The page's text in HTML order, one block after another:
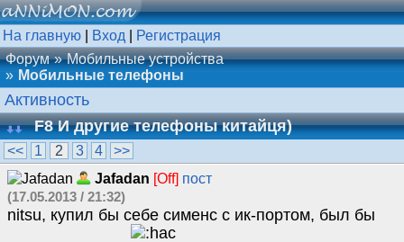
На главную Вход
Регистрация
Форум
Мобильные устройства
Мобильные телефоны
Активность
F8 И другие телефоны китайця)
<< 1 2 3 4
>>
Jafadan [Off] пост
(17.05.2013 / 21:32)
nitsu, купил бы себе сименс с ик-портом, был бы